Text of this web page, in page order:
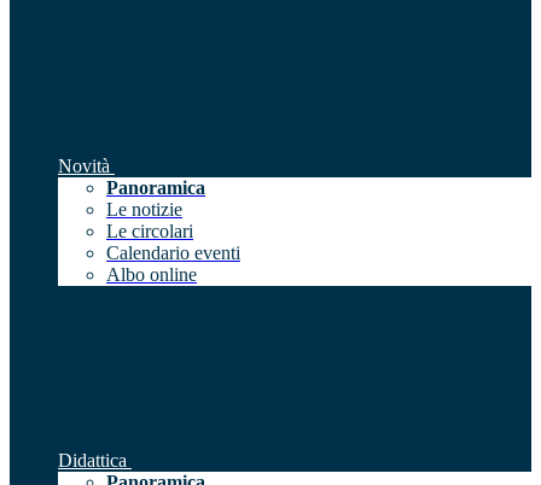
Novità
Panoramica
Le notizie
Le circolari
Calendario eventi
Albo online
Didattica